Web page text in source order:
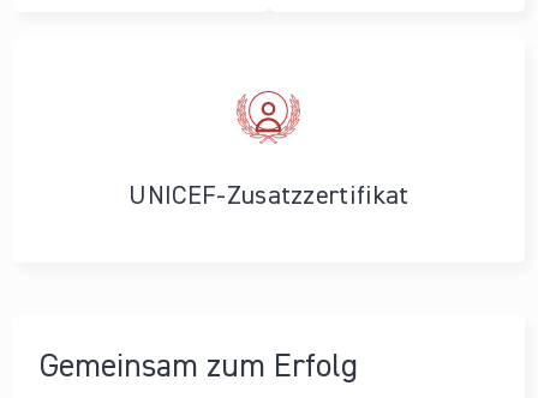
UNICEF-Zusatzzertifikat
Gemeinsam zum Erfolg